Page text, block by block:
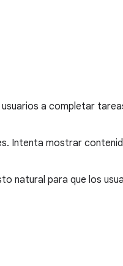
a completar
Intenta mostrar
natural para que los